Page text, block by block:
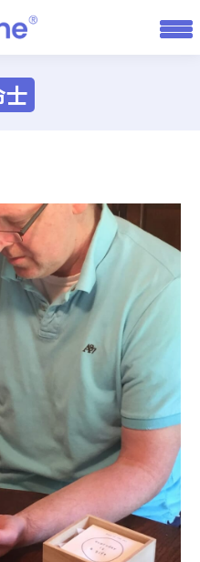
士